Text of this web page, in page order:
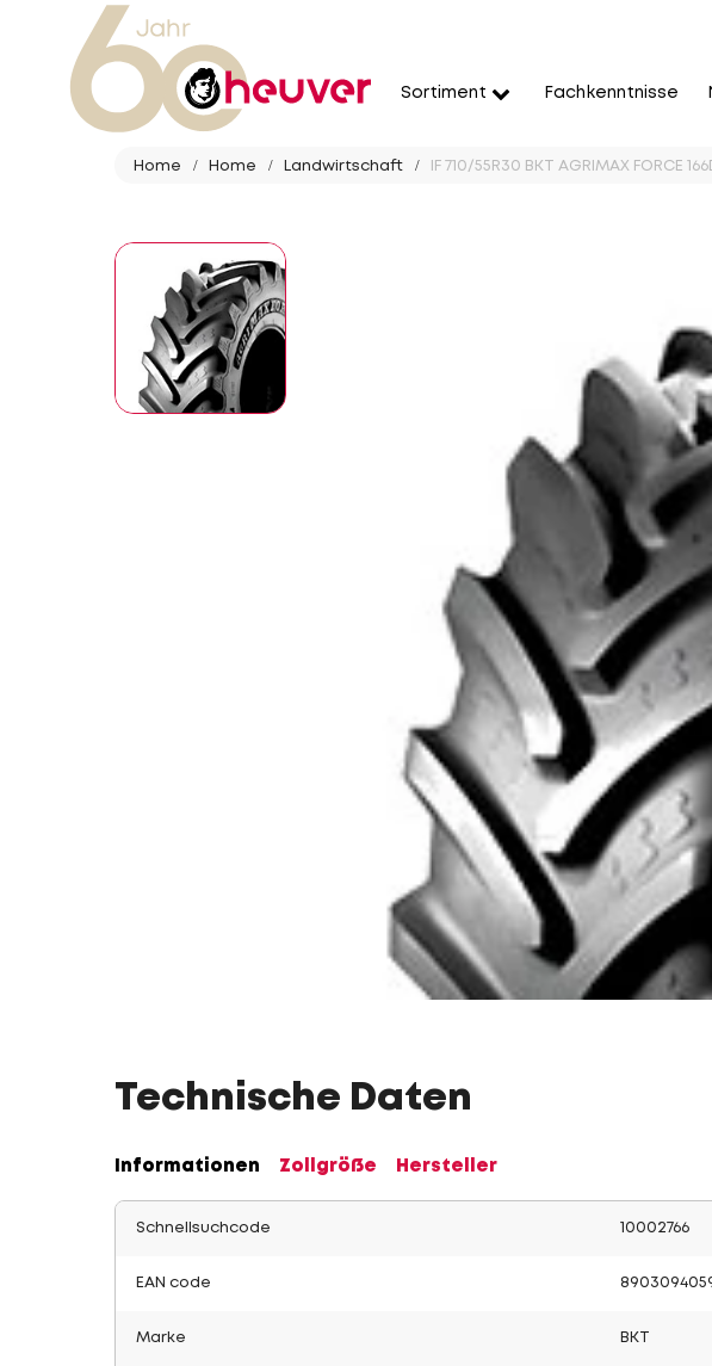
Sortiment Fachkenntnisse
Home Home Landwirtschaft IF 710/55R30 BKT AGRIMAX FORCE
Technische Daten
Informationen Zollgröße Hersteller
Schnellsuchcode 10002766
EAN code
Marke BKT